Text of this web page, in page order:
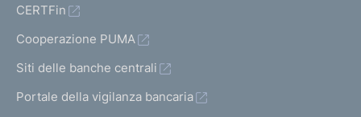
CERTFin
Cooperazione PUMA
Siti delle banche centrali
Portale della vigilanza bancaria